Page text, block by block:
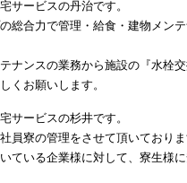
サービスの丹治です。
総合力で管理・給食・建物メン
ナンスの業務から施設の『水栓
くお願いします。
サービスの杉井です。
員寮の管理をさせて頂いておりま
ている企業様に対して、寮生様